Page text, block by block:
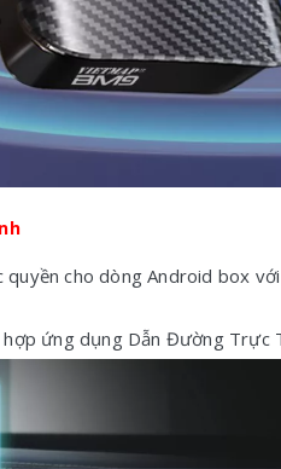
cho dòng Android box
hợp ứng dụng Dẫn Đường Trực